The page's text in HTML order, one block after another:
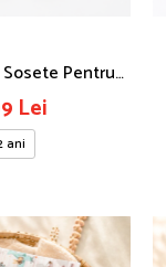
Pentru
Ani, Masini
Lei
ani